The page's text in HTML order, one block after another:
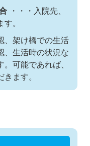
・・・入院先、
。
、架け橋での生活
、生活時の状況な
可能であれば、
ます。